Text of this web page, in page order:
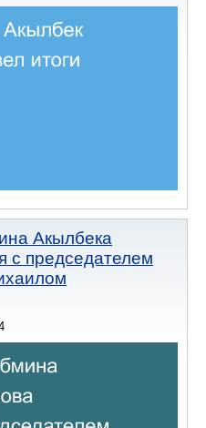
Акылбека
с председателем